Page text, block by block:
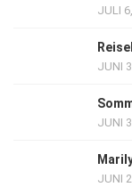
JULI
JUNI
JUNI
JUNI